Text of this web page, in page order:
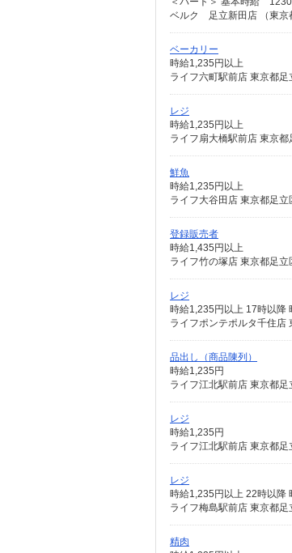
ベルク 足立新田店 （東京
ベーカリー
時給1,235円以上
ライフ六町駅前店 東京都
レジ
時給1,235円以上
ライフ扇大橋駅前店 東京
鮮魚
時給1,235円以上
ライフ大谷田店 東京都足
登録販売者
時給1,435円以上
ライフ竹の塚店 東京都足
レジ
時給1,235円以上 17時以降
ライフポンテポルタ千住店
品出し（商品陳列）
時給1,235円
ライフ江北駅前店 東京都
レジ
時給1,235円
ライフ江北駅前店 東京都
レジ
時給1,235円以上 22時以降
ライフ梅島駅前店 東京都
精肉